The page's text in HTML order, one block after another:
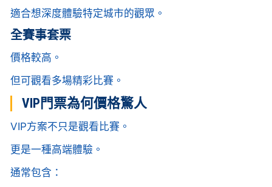
適合想深度體驗特定城市的觀眾。
全賽事套票
價格較高。
但可觀看多場精彩比賽。
VIP門票為何價格驚人
VIP方案不只是觀看比賽。
更是一種高端體驗。
通常包含：